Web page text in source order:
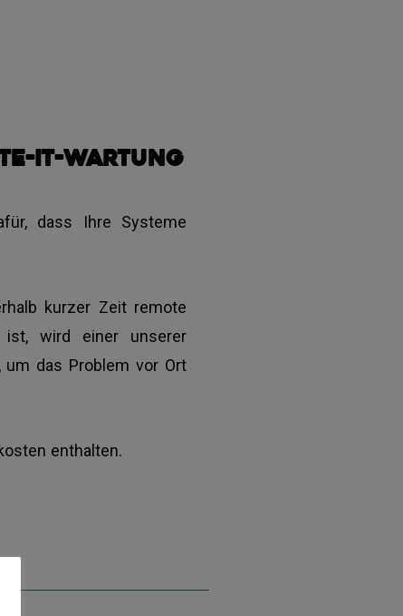
IT-Wartung
dass Ihre Systeme
kurzer Zeit remote
wird einer unserer
um das Problem vor Ort
enthalten.